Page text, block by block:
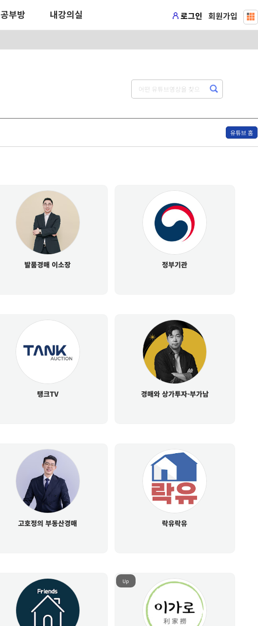
공부방 내강의실 로그인 회원가입
유튜브 홈
발품경매 이소장 정부기관
탱크TV 경매와 상가투자-부가남
고호정의 부동산경매 락유락유
Up